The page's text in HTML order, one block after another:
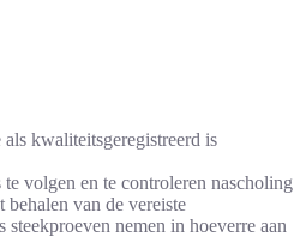
kwaliteitsgeregistreerd is
volgen en te controleren nascholing
van de vereiste
nemen in hoeverre aan